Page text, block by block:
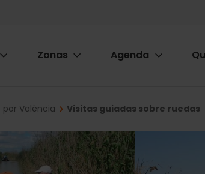
Zonas Agenda
por València Visitas guiadas sobre ruedas